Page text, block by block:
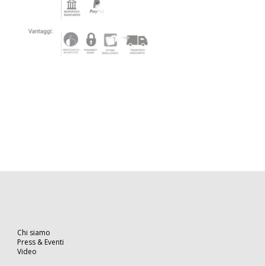
Chi siamo
Press & Eventi
Video